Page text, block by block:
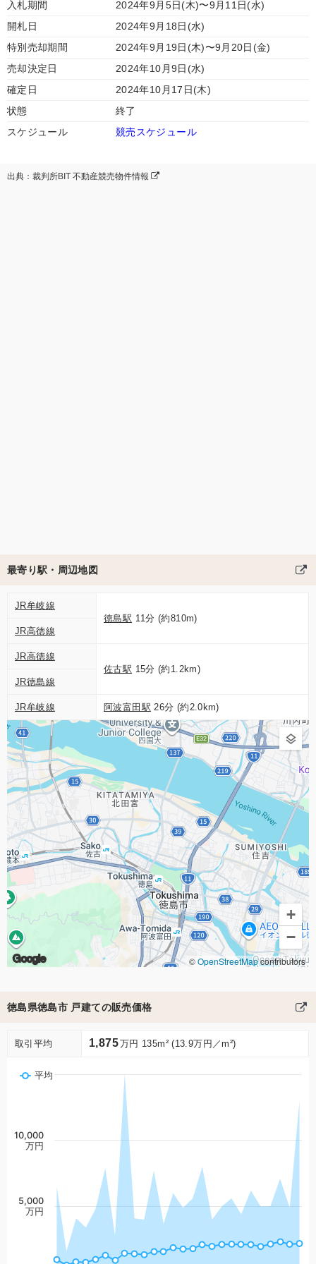
入札期間
2024年9月5日(木)〜9月11日(水)
開札日
2024年9月18日(水)
特別売却期間
2024年9月19日(木)〜9月20日(金)
売却決定日
2024年10月9日(水)
確定日
2024年10月17日(木)
状態
終了
スケジュール
競売スケジュール
出典：裁判所BIT 不動産競売物件情報
最寄り駅・周辺地図
JR牟岐線
徳島駅 11分 (約810m)
JR高徳線
JR高徳線
佐古駅 15分 (約1.2km)
JR徳島線
JR牟岐線 阿波富田駅 26分 (約2.0km)
Google
+
−
©OpenStreetMapcontributors
徳島県徳島市 戸建ての販売価格
取引平均 1,875万円 135m² (13.9万円／m²)
平均
5,000
万円
10,000
万円